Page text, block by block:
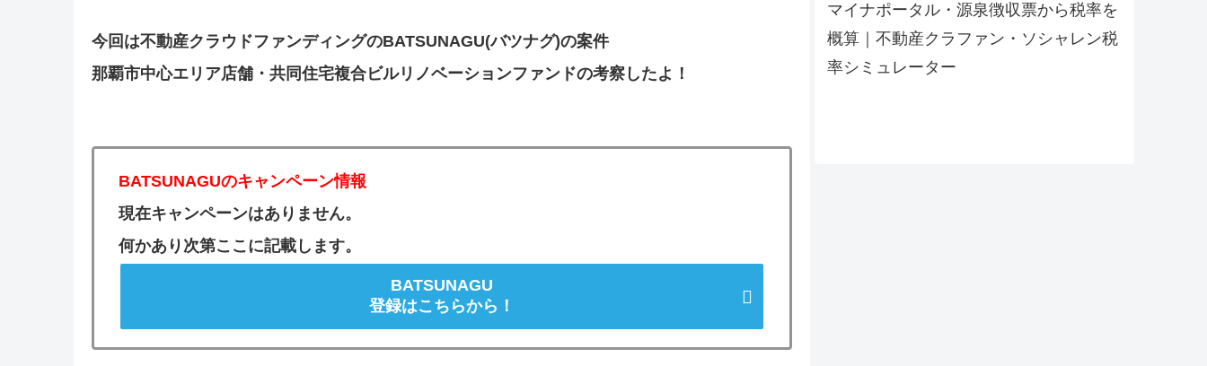
今回は不動産クラウドファンディングのBATSUNAGU(バツナグ)の案件
那覇市中心エリア店舗・共同住宅複合ビルリノベーションファンドの考察したよ！
BATSUNAGUのキャンペーン情報
現在キャンペーンはありません。
何かあり次第ここに記載します。
BATSUNAGU
登録はこちらから！
マイナポータル・源泉徴収票から税率を
概算｜不動産クラファン・ソシャレン税
率シミュレーター